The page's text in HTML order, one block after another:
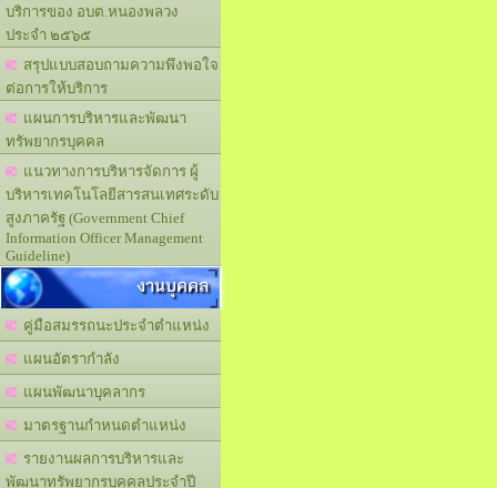
บริการของ อบต.หนองพลวง
ประจำ ๒๕๖๕
สรุปแบบสอบถามความพึงพอใจ
ต่อการให้บริการ
แผนการบริหารและพัฒนา
ทรัพยากรบุคคล
แนวทางการบริหารจัดการ ผู้
บริหารเทคโนโลยีสารสนเทศระดับ
สูงภาครัฐ (Government Chief
Information Officer Management
Guideline)
งานบุคคล
คู่มือสมรรถนะประจำตำแหน่ง
แผนอัตรากำลัง
แผนพัฒนาบุคลากร
มาตรฐานกำหนดตำแหน่ง
รายงานผลการบริหารและ
พัฒนาทรัพยากรบุคคลประจำปี